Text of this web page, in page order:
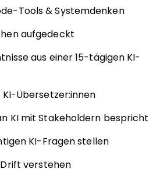
Tools & Systemdenken
aufgedeckt
aus einer 15-tägigen KI-
KI-Übersetzer:innen
KI mit Stakeholdern bespricht
KI-Fragen stellen
Drift verstehen